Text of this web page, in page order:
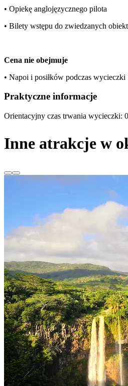
• Opiekę anglojęzycznego pilota
• Bilety wstępu do zwiedzanych
Cena nie obejmuje
• Napoi i posiłków podczas wycieczki
Praktyczne informacje
Orientacyjny czas trwania wycieczki:
Inne atrakcje w